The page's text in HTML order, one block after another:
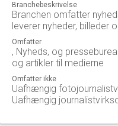
Branchebeskrivelse
Branchen omfatter
leverer nyheder, billeder
Omfatter
, Nyheds, og
og artikler til medierne
Omfatter ikke
Uafhængig
Uafhængig